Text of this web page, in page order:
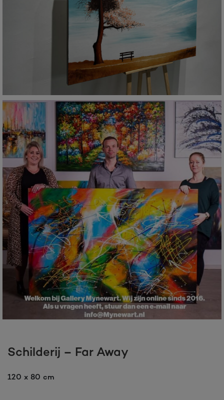
Schilderij – Far Away
120 x 80 cm